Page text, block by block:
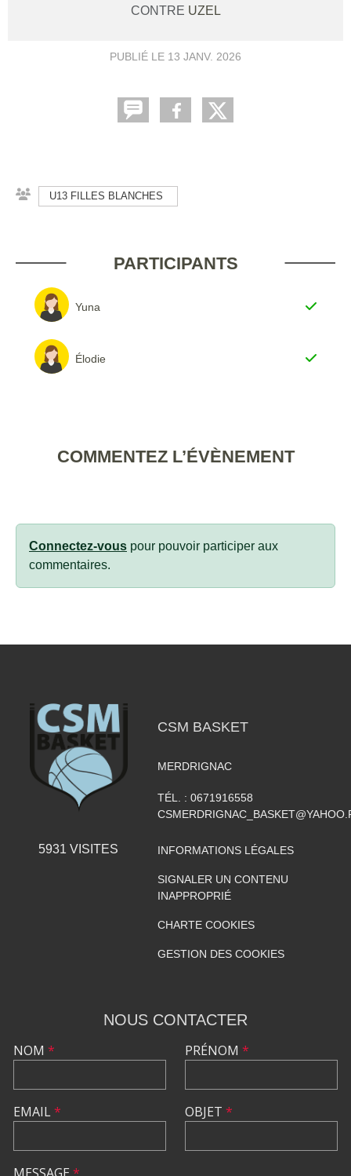
CONTRE UZEL
PUBLIÉ LE 13 JANV. 2026
U13 FILLES BLANCHES
PARTICIPANTS
Yuna
Élodie
COMMENTEZ L’ÉVÈNEMENT
Connectez-vous pour pouvoir participer aux
commentaires.
5931 VISITES
CSM BASKET
MERDRIGNAC
TÉL. : 0671916558
INFORMATIONS LÉGALES
SIGNALER UN CONTENU
INAPPROPRIÉ
CHARTE COOKIES
GESTION DES COOKIES
NOUS CONTACTER
NOM *
EMAIL*
PRÉNOM *
OBJET *
MESSAGE *